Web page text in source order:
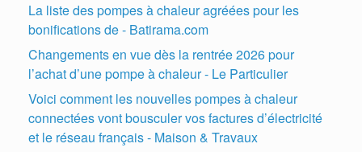
La liste des pompes à chaleur agréées pour les
bonifications de - Batirama.com
Changements en vue dès la rentrée 2026 pour
l’achat d’une pompe à chaleur - Le Particulier
Voici comment les nouvelles pompes à chaleur
connectées vont bousculer vos factures d’électricité
et le réseau français - Maison & Travaux